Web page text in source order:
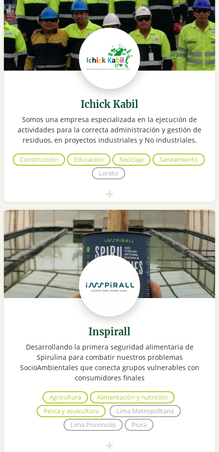
Ichick Kabil
Somos una empresa especializada en la ejecución de
actividades para la correcta administración y gestión de
residuos, en proyectos industriales y No industriales.
Construcción Educación Reciclaje
Saneamiento
Loreto
Inspirall
Desarrollando la primera seguridad alimentaria de
Spirulina para combatir nuestros problemas
SocioAmbientales que conecta grupos vulnerables con
consumidores finales
Agricultura
Alimentación y nutrición
Pesca y acuicultura
Lima Metropolitana
Lima Provincias
Piura